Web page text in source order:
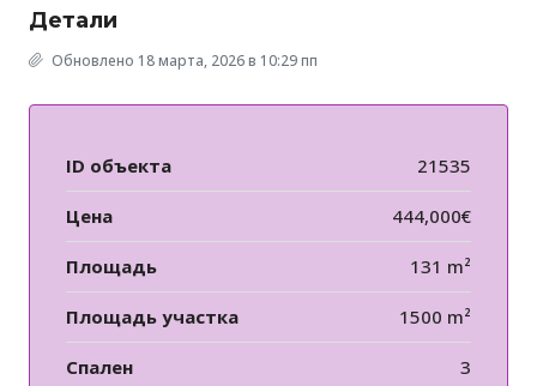
Детали
Обновлено 18 марта, 2026 в 10:29 пп
ID объекта 21535
Цена 444,000€
Площадь 131 m²
Площадь участка 1500 m²
Спален 3